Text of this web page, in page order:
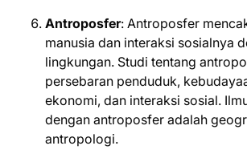
Antroposfer: Antroposfer
manusia dan interaksi sosialnya
lingkungan. Studi tentang
persebaran penduduk,
ekonomi, dan interaksi sosial.
dengan antroposfer adalah
antropologi.